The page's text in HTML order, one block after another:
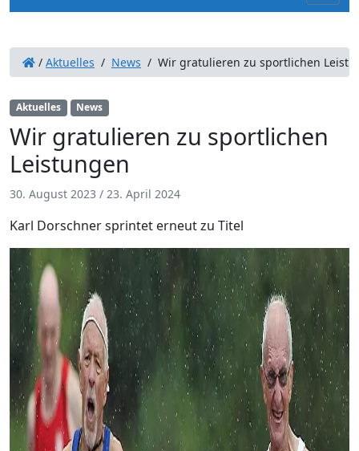
/ Aktuelles / News / Wir gratulieren zu sportlichen
Aktuelles News
Wir gratulieren zu sportlichen
Leistungen
30. August 2023 / 23. April 2024
Karl Dorschner sprintet erneut zu Titel